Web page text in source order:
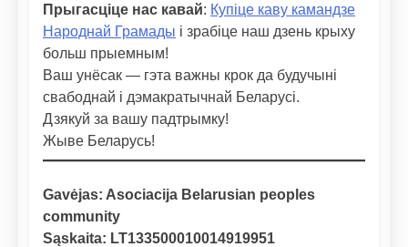
Прыгасціце нас кавай: Купіце каву камандзе
Народнай Грамады і зрабіце наш дзень крыху
больш прыемным!
Ваш унёсак — гэта важны крок да будучыні
свабоднай і дэмакратычнай Беларусі.
Дзякуй за вашу падтрымку!
Жыве Беларусь!
Gavėjas: Asociacija Belarusian peoples
community
Sąskaita: LT133500010014919951